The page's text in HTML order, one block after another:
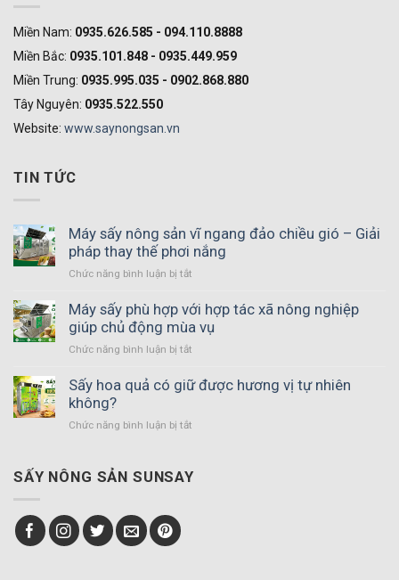
Miền Nam: 0935.626.585 - 094.110.8888
Miền Bắc: 0935.101.848 - 0935.449.959
Miền Trung: 0935.995.035 - 0902.868.880
Tây Nguyên: 0935.522.550
Website: www.saynongsan.vn
TIN TỨC
Máy sấy nông sản vĩ ngang đảo chiều gió – Giải
pháp thay thế phơi nắng
Chức năng bình luận bị tắt
sấy
nông
đảo
Máy sấy phù hợp với hợp tác xã nông nghiệp
giúp chủ động mùa vụ
Chức năng bình luận bị tắt
sấy
Sấy hoa quả có giữ được hương vị tự nhiên
không?
Chức năng bình luận bị tắt
quả
SẤY NÔNG SẢN SUNSAY